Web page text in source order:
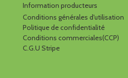
Information producteurs
Conditions générales d'utilisation
Politique de confidentialité
Conditions commerciales(CCP)
C.G.U Stripe